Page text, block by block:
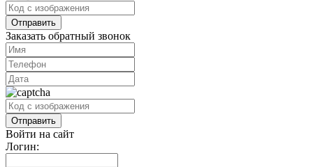
Заказать обратный звонок
Войти на сайт
Логин: